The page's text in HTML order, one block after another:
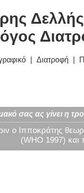
Διατροφή
σας ας γίνει η
ο Ιπποκράτης
(WHO 1997) και